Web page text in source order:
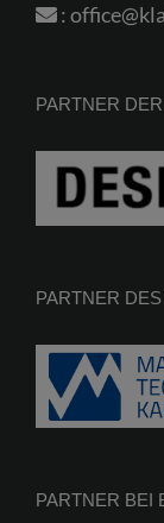
:
PARTNER
PARTNER
PARTNER BEI